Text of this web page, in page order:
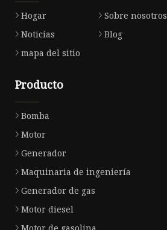
Hogar Sobre nosotros
Noticias
Blog
mapa del sitio
Producto
Bomba
Motor
Generador
Maquinaria de ingeniería
Generador de gas
Motor diesel